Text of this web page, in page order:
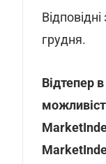
грудня.
Відтепер